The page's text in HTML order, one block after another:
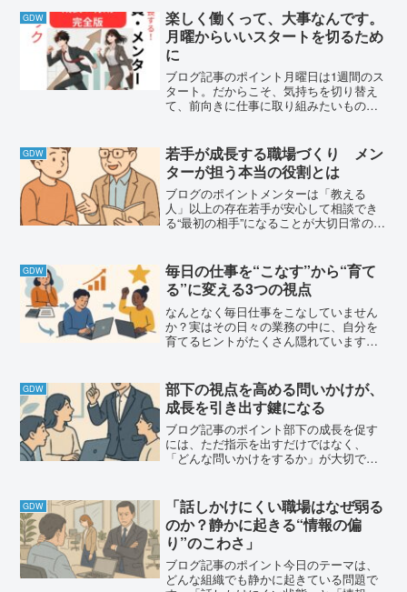
メンターを担当される方々は、「どのよ
うに指導すれば良い...
GDW
楽しく働くって、大事なんです。
月曜からいいスタートを切るため
に
ブログ記事のポイント月曜日は1週間のス
タート。だからこそ、気持ちを切り替え
て、前向きに仕事に取り組みたいもので
実はちょっとした工夫や自分なりの“ゲー
ム感覚”を取り入れる...
GDW
若手が成長する職場づくり メン
ターが担う本当の役割とは
ブログのポイントメンターは「教える
人」以上の存在若手が安心して相談でき
る“最初の相手”になることが大切日常の中
る若手の成長はチーム全体の成果にも直
結するメンターの役割は...
GDW
毎日の仕事を“こなす”から“育て
る”に変える3つの視点
なんとなく毎日仕事をこなしていません
か？実はその日々の業務の中に、自分を
育てるヒントがたくさん隠れています。
ら、仕事をキャリア育成につなげる方法
をご紹介します。今日の...
GDW
部下の視点を高める問いかけが、
成長を引き出す鍵になる
ブログ記事のポイント部下の成長を促す
には、ただ指示を出すだけではなく、
「どんな問いかけをするか」が大切で
に、「問題点と課題の違いをどう認識し
てもらうか」「自分ごととして動...
GDW
「話しかけにくい職場はなぜ弱る
のか？静かに起きる“情報の偏
り”のこわさ」
ブログ記事のポイント今日のテーマは、
どんな組織でも静かに起きている問題で